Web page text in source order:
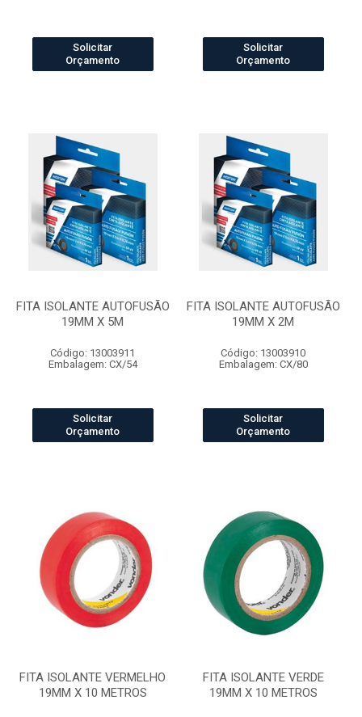
Solicitar
Orçamento
Solicitar
Orçamento
FITA ISOLANTE AUTOFUSÃO
19MM X 5M
Código: 13003911
Embalagem: CX/54
Solicitar
Orçamento
FITA ISOLANTE AUTOFUSÃO
19MM X 2M
Código: 13003910
Embalagem: CX/80
Solicitar
Orçamento
FITA ISOLANTE VERMELHO
19MM X 10 METROS
FITA ISOLANTE VERDE
19MM X 10 METROS